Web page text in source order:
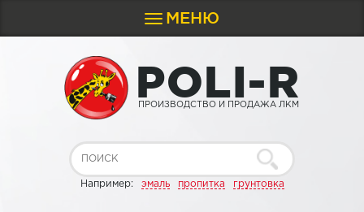
Toggle
navigation
МЕНЮ
POLI-R
ПРОИЗВОДСТВО И ПРОДАЖА ЛКМ
Например: эмаль пропитка грунтовка